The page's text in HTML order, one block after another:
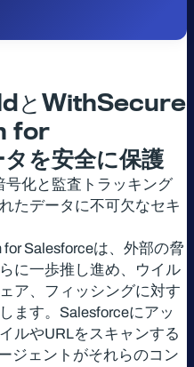
とWithSecure
for
を安全に保護
号化と監査トラッキング
たデータに不可欠なセキ
Salesforceは、外部の脅
に一歩推し進め、ウイル
ア、フィッシングに対す
ます。Salesforceにアッ
ルやURLをスキャンする
ジェントがそれらのコン